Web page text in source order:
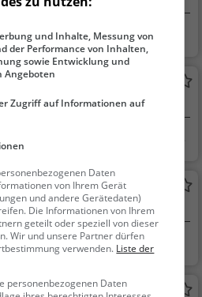
Schweiz
Café, Gebäck / Te
igwaren, Kaffee / Kuc
hen, Snacks / Geträn
in Basel
Schweiz
Café
Basel
Schweiz
Café, Kaffee / Kuc
ck / Teigwaren
Üna
und Inhalte, Messung von
der Performance von Inhalten,
sowie Entwicklung und
Angeboten
Zugriff auf Informationen auf
Daten
von Ihrem Gerät
und andere Gerätedaten)
Die Informationen von Ihrem
geteilt oder speziell von dieser
Wir und unsere Partner dürfen
verwenden. Liste der
personenbezogenen Daten